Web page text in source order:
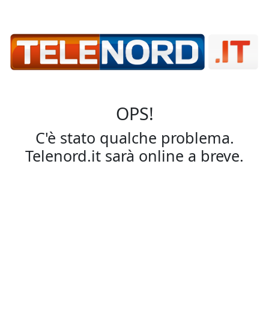
OPS!
C'è stato qualche problema.
Telenord.it sarà online a breve.